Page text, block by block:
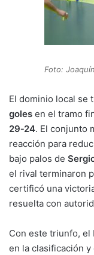
Foto:
El dominio local se
goles en el tramo
29‑24. El conjunto
reacción para
bajo palos de
el rival terminaron
certificó una
resuelta con
Con este triunfo, el
en la clasificación